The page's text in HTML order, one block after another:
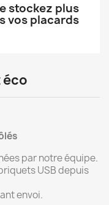
stockez plus
vos placards
par notre équipe.
USB depuis
envoi.